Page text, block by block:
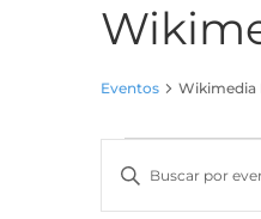
Eventos Wikimedia
Eventos
en
de
Introduce